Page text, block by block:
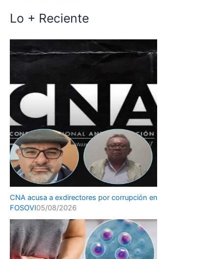
Lo + Reciente
CNA acusa a exdirectores por corrupción en
FOSOVI05/08/2026